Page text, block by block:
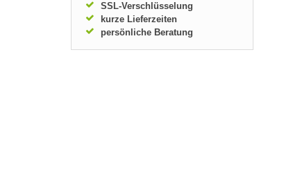
SSL-Verschlüsselung
kurze Lieferzeiten
persönliche Beratung